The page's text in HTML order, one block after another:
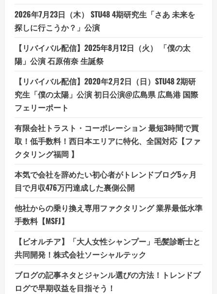
康
を
取
り
戻
す」
2026年7月23日（木） STU48 4期研究生「さあ 未来を
探しに行こうか？」公演
【リバイバル配信】2025年8月12日（火） 「僕の太
陽」公演 石原侑奈 生誕祭
【リバイバル配信】2020年2月2日（日）STU48 2期研
究生「僕の太陽」公演 初日公演@広島県 広島港 国際
フェリーポート
有限会社トラスト・コーポレーション 最短3時間で買
取！低手数料！西日本エリアに特化、全国対応【ファ
クタリング福岡 】
本気で会社を辞めたい初心者がトレンドブログ5ヶ月
目で月収476万円達成した裏側公開
他社からの乗り換え専用ファクタリング 業界最低水準
手数料【MSFJ】
【ビオルチア】「大人女性シャンプー」毛髪診断士と
共同開発！株式会社ソーシャルテック
ブログの記事ネタとジャンル選びの方法！トレンドブ
ログで早期収益を目指そう！